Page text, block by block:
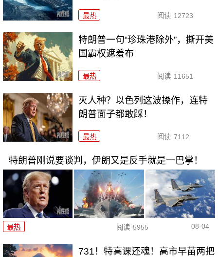
最热 阅读 12723
特朗普一句“珍珠港除外”，撕开美
国霸权遮羞布
最热 阅读 11651
灭人种？以色列这波操作，连特
朗普面子都敢踩！
最热 阅读 7112
特朗普刚说要谈判，伊朗又是反手就是一巴掌！
最热 阅读 5955 08-04
731！特高课还魂！高市早苗两把